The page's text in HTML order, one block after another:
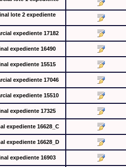
lote 2 expediente
expediente 17182
expediente 16490
expediente 15515
expediente 17046
expediente 15510
expediente 17325
expediente 16628_C
expediente 16628_D
expediente 16903